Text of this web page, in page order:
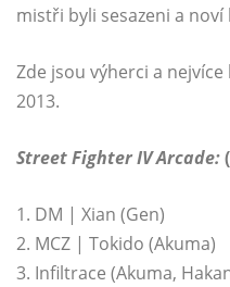
mistři byli sesazeni a
Zde jsou výherci a
2013.
Street Fighter IV Arcade:
1. DM | Xian (Gen)
2. MCZ | Tokido (Akuma)
3. Infiltrace (Akuma,